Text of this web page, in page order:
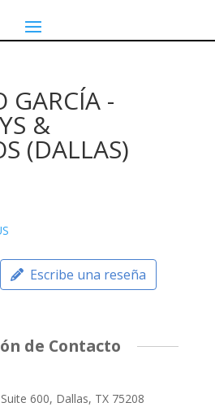
GARCÍA -
&
(DALLAS)
Escribe una reseña
de Contacto
600, Dallas, TX 75208